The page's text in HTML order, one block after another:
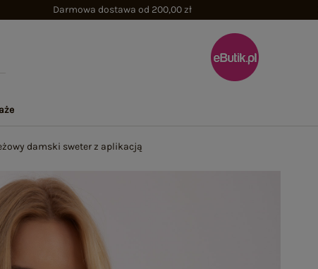
Darmowa dostawa od 200,00 zł
damski sweter z aplikacją